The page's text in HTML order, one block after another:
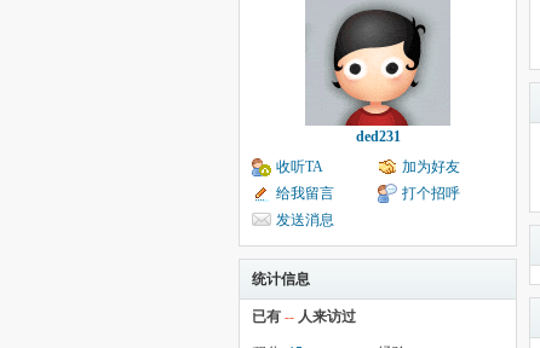
ded231
收听TA
加为好友
给我留言
打个招呼
发送消息
统计信息
已有 -- 人来访过